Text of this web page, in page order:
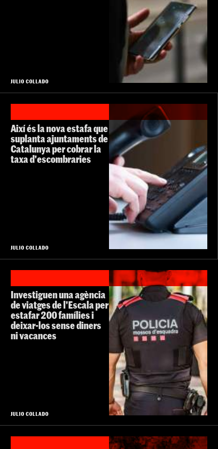
JULIO COLLADO
Així és la nova estafa que
suplanta ajuntaments de
Catalunya per cobrar la
taxa d'escombraries
JULIO COLLADO
Investiguen una agència
de viatges de l'Escala per
estafar 200 famílies i
deixar-los sense diners
ni vacances
JULIO COLLADO